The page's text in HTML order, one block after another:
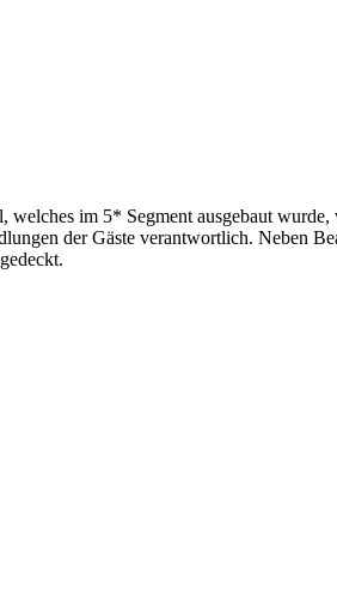
im 5* Segment ausgebaut
der Gäste verantwortlich. Neben